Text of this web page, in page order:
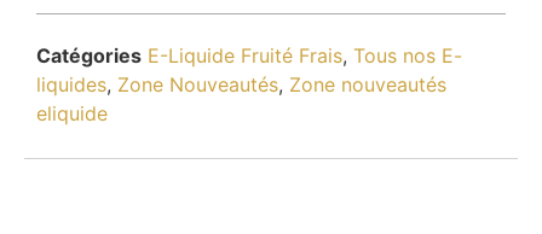
Catégories E-Liquide Fruité Frais, Tous nos E-
liquides, Zone Nouveautés, Zone nouveautés
eliquide